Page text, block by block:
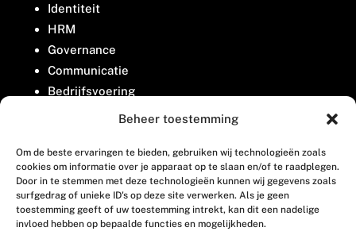
Beheer toestemming
Om de beste ervaringen te bieden, gebruiken wij technologieën zoals
cookies om informatie over je apparaat op te slaan en/of te raadplegen.
Door in te stemmen met deze technologieën kunnen wij gegevens zoals
surfgedrag of unieke ID's op deze site verwerken. Als je geen
toestemming geeft of uw toestemming intrekt, kan dit een nadelige
invloed hebben op bepaalde functies en mogelijkheden.
Identiteit
HRM
Governance
Communicatie
Bedrijfsvoering
Belangenbehartiging
Contact
Houttuinlaan 8
3447 GM Woerden